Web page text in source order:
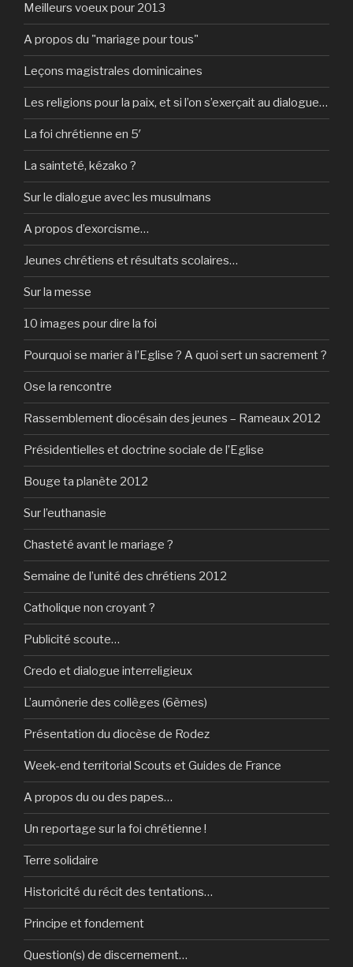
Meilleurs voeux pour 2013
A propos du "mariage pour tous"
Leçons magistrales dominicaines
Les religions pour la paix, et si l’on s’exerçait au dialogue…
La foi chrétienne en 5′
La sainteté, kézako ?
Sur le dialogue avec les musulmans
A propos d’exorcisme…
Jeunes chrétiens et résultats scolaires…
Sur la messe
10 images pour dire la foi
Pourquoi se marier à l’Eglise ? A quoi sert un sacrement ?
Ose la rencontre
Rassemblement diocésain des jeunes – Rameaux 2012
Présidentielles et doctrine sociale de l’Eglise
Bouge ta planète 2012
Sur l’euthanasie
Chasteté avant le mariage ?
Semaine de l’unité des chrétiens 2012
Catholique non croyant ?
Publicité scoute…
Credo et dialogue interreligieux
L’aumônerie des collèges (6èmes)
Présentation du diocèse de Rodez
Week-end territorial Scouts et Guides de France
A propos du ou des papes…
Un reportage sur la foi chrétienne !
Terre solidaire
Historicité du récit des tentations…
Principe et fondement
Question(s) de discernement…